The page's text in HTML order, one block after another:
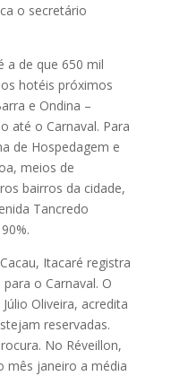
o secretário
a de que 650 mil
hotéis próximos
e Ondina –
até o Carnaval. Para
de Hospedagem e
meios de
bairros da cidade,
Tancredo
Itacaré registra
o Carnaval. O
Oliveira, acredita
reservadas.
No Réveillon,
mês janeiro a média